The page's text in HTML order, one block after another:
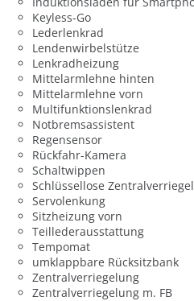
Keyless-Go
Lederlenkrad
Lendenwirbelstütze
Lenkradheizung
Mittelarmlehne hinten
Mittelarmlehne vorn
Multifunktionslenkrad
Notbremsassistent
Regensensor
Rückfahr-Kamera
Schaltwippen
Schlüssellose
Servolenkung
Sitzheizung vorn
Teillederausstattung
Tempomat
umklappbare Rücksitzbank
Zentralverriegelung
Zentralverriegelung m. FB